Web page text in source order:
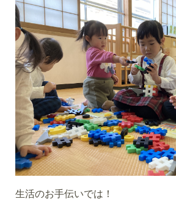
生活のお手伝いでは！